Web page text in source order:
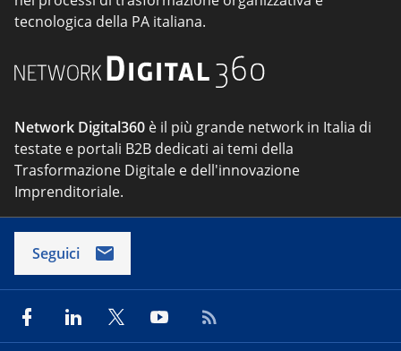
tecnologica della PA italiana.
Network Digital360 è il più grande network in Italia di
testate e portali B2B dedicati ai temi della
Trasformazione Digitale e dell'innovazione
Imprenditoriale.
Seguici